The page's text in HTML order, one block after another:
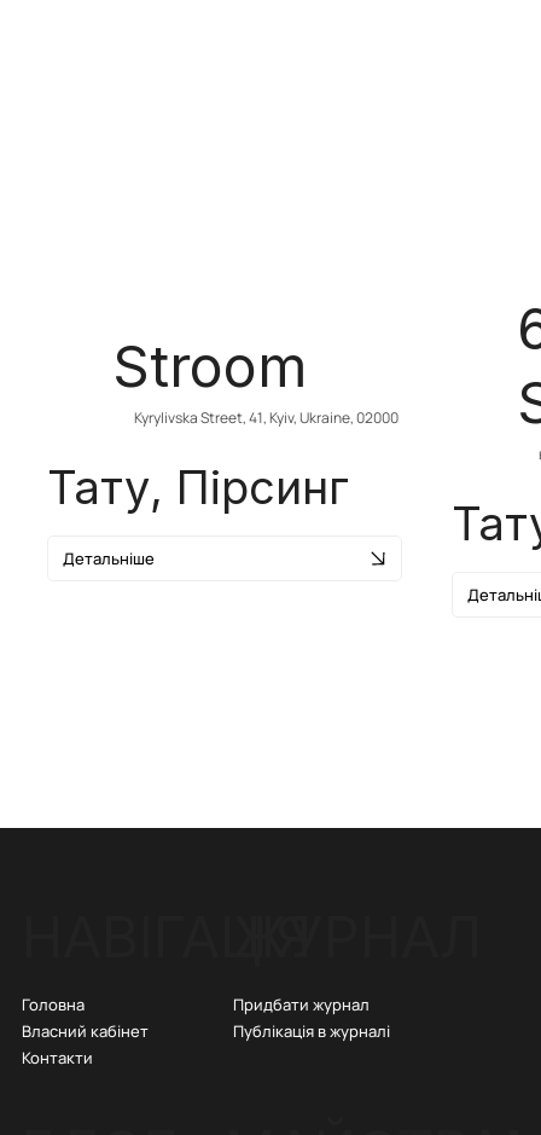
Stroom
Kyrylivska Street, 41, Kyiv, Ukraine, 02000
Тату, Пірсинг
Детальніше
Головна
Власний кабінет
Контакти
Придбати журнал
Публікація в журналі